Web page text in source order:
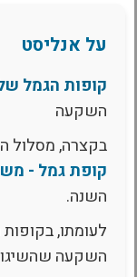
על אנליסט
קופות הגמל
השקעה
בקצרה,
קופת גמל -
השנה.
לעומתו,
השקעה שהשיגו